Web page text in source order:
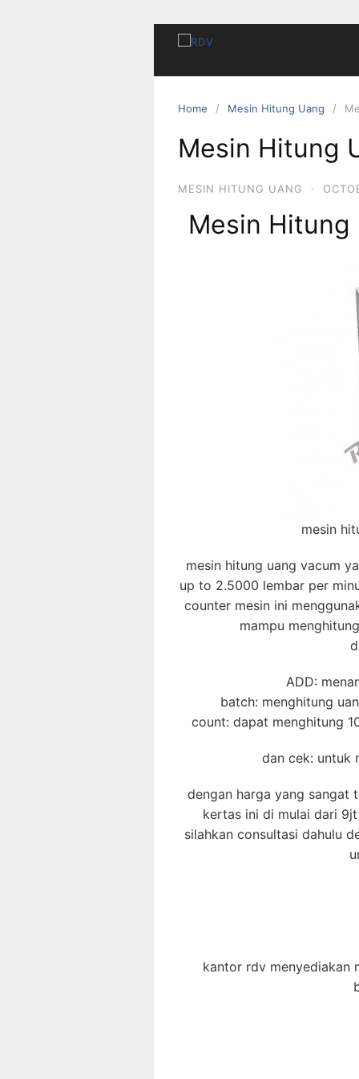
Home Mesin Hitung Uang
Mesin Hitung
MESIN HITUNG UANG ·
Mesin Hitung
mesin
mesin hitung uang vacum
up to 2.5000 lembar per
counter mesin ini
mampu
ADD:
batch: menghitung
count: dapat menghitung
dan cek: untuk
dengan harga yang sangat
kertas ini di mulai dari
silahkan consultasi dahulu
kantor rdv menyediakan